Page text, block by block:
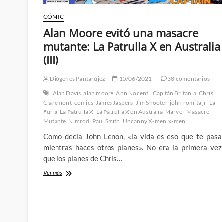
CÓMIC
Alan Moore evitó una masacre
mutante: La Patrulla X en Australia
(III)
Diógenes Pantarújez 15/06/2021
38 comentarios
Alan Davis alan moore Ann Nocenti Capitán Britania Chris
Claremont comics James Jaspers Jim Shooter john romita jr La
Furia La Patrulla X La Patrulla X en Australia Marvel Masacre
Mutante Nimrod Paul Smith Uncanny X-men x-men
Como decía John Lenon, «la vida es eso que te pasa
mientras haces otros planes». No era la primera vez
que los planes de Chris…
Ver másAlan